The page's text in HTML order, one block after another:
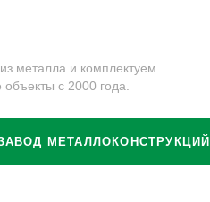
металла и комплектуем
с 2000 года.
МЕТАЛЛОКОНСТРУКЦИЙ